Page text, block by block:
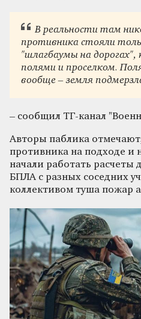
В реальности там
противника стояли
"шлагбаумы на
полями и проселком.
вообще – земля
– сообщил ТГ-канал
Авторы паблика
противника на подходе и
начали работать расчеты
БПЛА с разных соседних
коллективом туша пожар